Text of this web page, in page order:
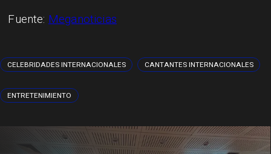
Fuente: Meganoticias
CELEBRIDADES INTERNACIONALES CANTANTES INTERNACIONALES
ENTRETENIMIENTO